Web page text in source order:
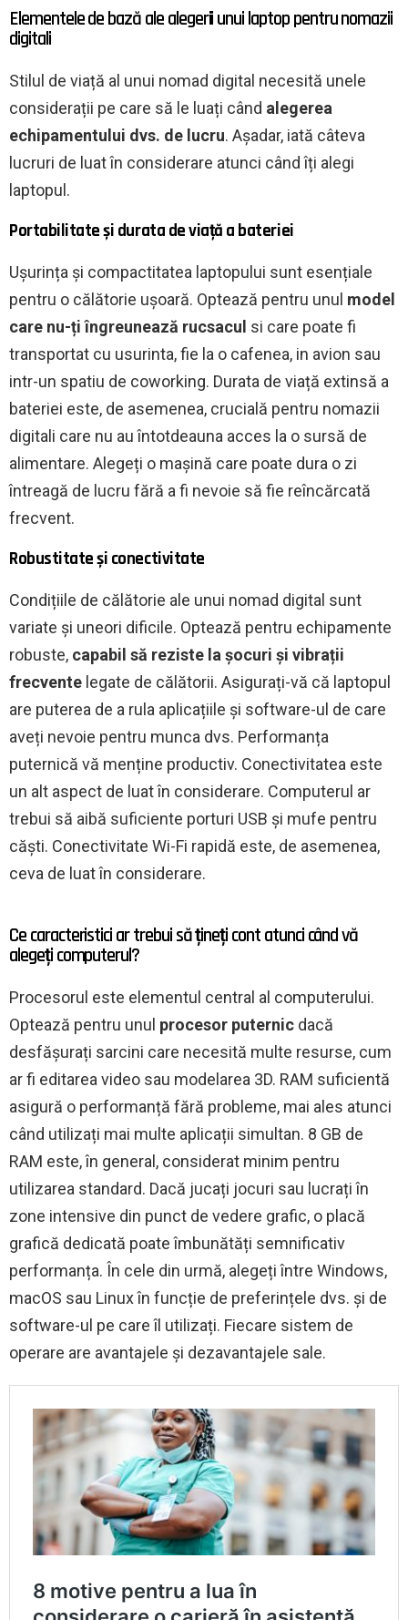
Elementele de bază ale alegerii unui laptop pentru nomazii
digitali
Stilul de viață al unui nomad digital necesită unele
considerații pe care să le luați când alegerea
echipamentului dvs. de lucru. Așadar, iată câteva
lucruri de luat în considerare atunci când îți alegi
laptopul.
Portabilitate și durata de viață a bateriei
Ușurința și compactitatea laptopului sunt esențiale
pentru o călătorie ușoară. Optează pentru unul model
care nu-ți îngreunează rucsacul si care poate fi
transportat cu usurinta, fie la o cafenea, in avion sau
intr-un spatiu de coworking. Durata de viață extinsă a
bateriei este, de asemenea, crucială pentru nomazii
digitali care nu au întotdeauna acces la o sursă de
alimentare. Alegeți o mașină care poate dura o zi
întreagă de lucru fără a fi nevoie să fie reîncărcată
frecvent.
Robustitate și conectivitate
Condițiile de călătorie ale unui nomad digital sunt
variate și uneori dificile. Optează pentru echipamente
robuste, capabil să reziste la șocuri și vibrații
frecvente legate de călătorii. Asigurați-vă că laptopul
are puterea de a rula aplicațiile și software-ul de care
aveți nevoie pentru munca dvs. Performanța
puternică vă menține productiv. Conectivitatea este
un alt aspect de luat în considerare. Computerul ar
trebui să aibă suficiente porturi USB și mufe pentru
căști. Conectivitate Wi-Fi rapidă este, de asemenea,
ceva de luat în considerare.
Ce caracteristici ar trebui să țineți cont atunci când vă
alegeți computerul?
Procesorul este elementul central al computerului.
Optează pentru unul procesor puternic dacă
desfășurați sarcini care necesită multe resurse, cum
ar fi editarea video sau modelarea 3D. RAM suficientă
asigură o performanță fără probleme, mai ales atunci
când utilizați mai multe aplicații simultan. 8 GB de
RAM este, în general, considerat minim pentru
utilizarea standard. Dacă jucați jocuri sau lucrați în
zone intensive din punct de vedere grafic, o placă
grafică dedicată poate îmbunătăți semnificativ
performanța. În cele din urmă, alegeți între Windows,
macOS sau Linux în funcție de preferințele dvs. și de
software-ul pe care îl utilizați. Fiecare sistem de
operare are avantajele și dezavantajele sale.